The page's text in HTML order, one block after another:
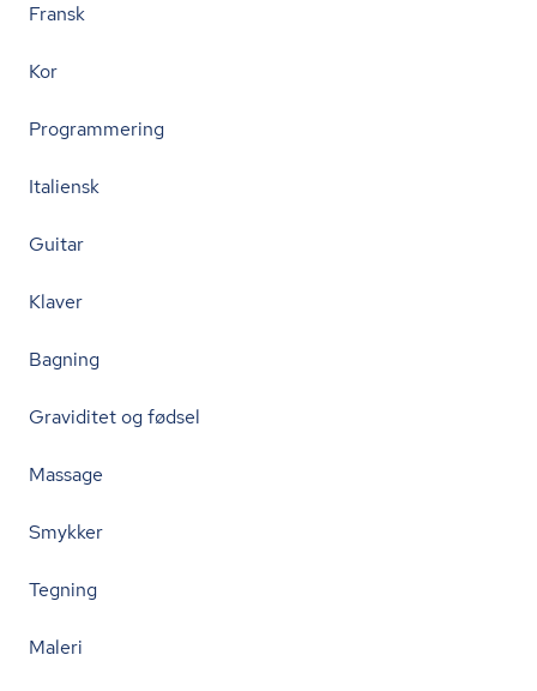
Fransk
Kor
Programmering
Italiensk
Guitar
Klaver
Bagning
Graviditet og fødsel
Massage
Smykker
Tegning
Maleri